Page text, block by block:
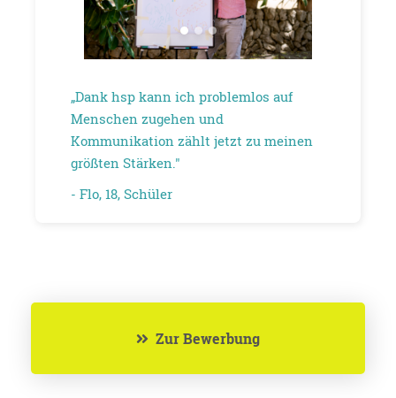
„Dank hsp kann ich problemlos auf
Menschen zugehen und
Kommunikation zählt jetzt zu meinen
größten Stärken."
- Flo, 18, Schüler
Zur Bewerbung